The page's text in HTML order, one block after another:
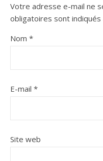
Votre adresse e-mail ne
obligatoires sont indiqués
Nom *
E-mail *
Site web